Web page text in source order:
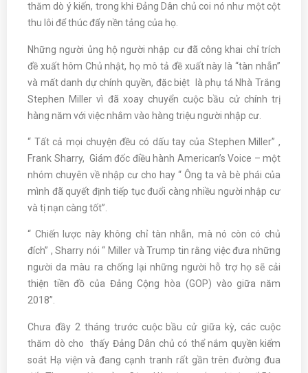
thăm dò ý kiến, trong khi Đảng Dân chủ coi nó như một cột
thu lôi để thúc đẩy nền tảng của họ.
Những người ủng hộ người nhập cư đã công khai chỉ trích
đề xuất hôm Chủ nhật, họ mô tả đề xuất này là “tàn nhẫn”
và mất danh dự chính quyền, đặc biệt là phụ tá Nhà Trắng
Stephen Miller vì đã xoay chuyển cuộc bầu cử chính trị
hàng năm với việc nhắm vào hàng triệu người nhập cư.
“ Tất cả mọi chuyện đều có dấu tay của Stephen Miller” ,
Frank Sharry, Giám đốc điều hành American’s Voice – một
nhóm chuyên về nhập cư cho hay “ Ông ta và bè phái của
mình đã quyết định tiếp tục đuổi càng nhiều người nhập cư
và tị nạn càng tốt”.
“ Chiến lược này không chỉ tàn nhẫn, mà nó còn có chủ
đích” , Sharry nói “ Miller và Trump tin rằng việc đưa những
người da màu ra chống lại những người hỗ trợ họ sẽ cải
thiện tiền đồ của Đảng Cộng hòa (GOP) vào giữa năm
2018”.
Chưa đầy 2 tháng trước cuộc bầu cử giữa kỳ, các cuộc
thăm dò cho thấy Đảng Dân chủ có thể nắm quyền kiểm
soát Hạ viện và đang cạnh tranh rất gần trên đường đua